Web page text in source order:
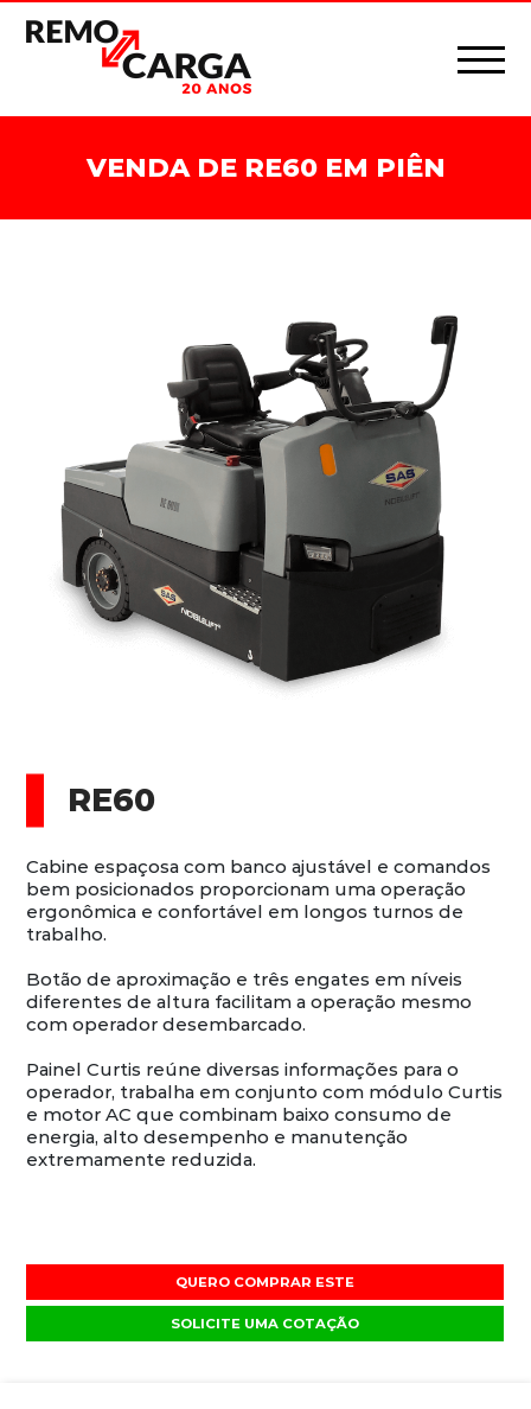
VENDA DE RE60 EM PIÊN
RE60
Cabine espaçosa com banco ajustável e comandos
bem posicionados proporcionam uma operação
ergonômica e confortável em longos turnos de
trabalho.
Botão de aproximação e três engates em níveis
diferentes de altura facilitam a operação mesmo
com operador desembarcado.
Painel Curtis reúne diversas informações para o
operador, trabalha em conjunto com módulo Curtis
e motor AC que combinam baixo consumo de
energia, alto desempenho e manutenção
extremamente reduzida.
QUERO COMPRAR ESTE
SOLICITE UMA COTAÇÃO